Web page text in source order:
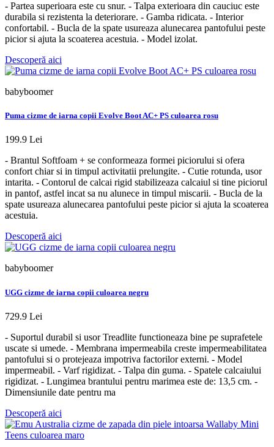
- Partea superioara este cu snur. - Talpa exterioara din cauciuc este
durabila si rezistenta la deteriorare. - Gamba ridicata. - Interior
confortabil. - Bucla de la spate usureaza alunecarea pantofului peste
picior si ajuta la scoaterea acestuia. - Model izolat.
Descoperă aici
babyboomer
Puma cizme de iarna copii Evolve Boot AC+ PS culoarea rosu
199.9 Lei
- Brantul Softfoam + se conformeaza formei piciorului si ofera
confort chiar si in timpul activitatii prelungite. - Cutie rotunda, usor
intarita. - Contorul de calcai rigid stabilizeaza calcaiul si tine piciorul
in pantof, astfel incat sa nu alunece in timpul miscarii. - Bucla de la
spate usureaza alunecarea pantofului peste picior si ajuta la scoaterea
acestuia.
Descoperă aici
babyboomer
UGG cizme de iarna copii culoarea negru
729.9 Lei
- Suportul durabil si usor Treadlite functioneaza bine pe suprafetele
uscate si umede. - Membrana impermeabila creste impermeabilitatea
pantofului si o protejeaza impotriva factorilor externi. - Model
impermeabil. - Varf rigidizat. - Talpa din guma. - Spatele calcaiului
rigidizat. - Lungimea brantului pentru marimea este de: 13,5 cm. -
Dimensiunile date pentru ma
Descoperă aici